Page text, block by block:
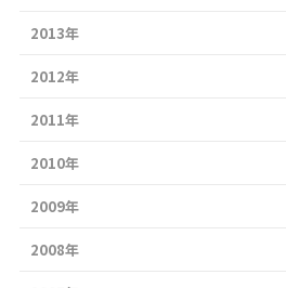
2013年
2012年
2011年
2010年
2009年
2008年